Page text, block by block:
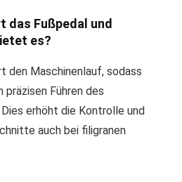
das Fußpedal und
es?
den Maschinenlauf, sodass
präzisen Führen des
erhöht die Kontrolle und
auch bei filigranen